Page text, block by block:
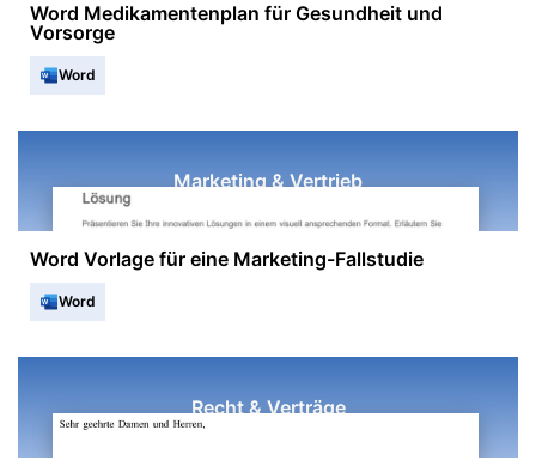
Word Medikamentenplan für Gesundheit und
Vorsorge
Word
Marketing & Vertrieb
Word Vorlage für eine Marketing-Fallstudie
Word
Recht & Verträge